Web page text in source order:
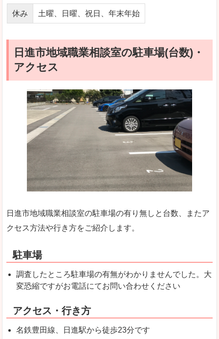
休み 土曜、日曜、祝日、年末年始
日進市地域職業相談室の駐車場(台数)・
アクセス
日進市地域職業相談室の駐車場の有り無しと台数、またア
クセス方法や行き方をご紹介します。
駐車場
調査したところ駐車場の有無がわかりませんでした。大
変恐縮ですがお電話にてお問い合わせください
アクセス・行き方
名鉄豊田線、日進駅から徒歩23分です